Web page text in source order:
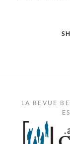
LA REVUE